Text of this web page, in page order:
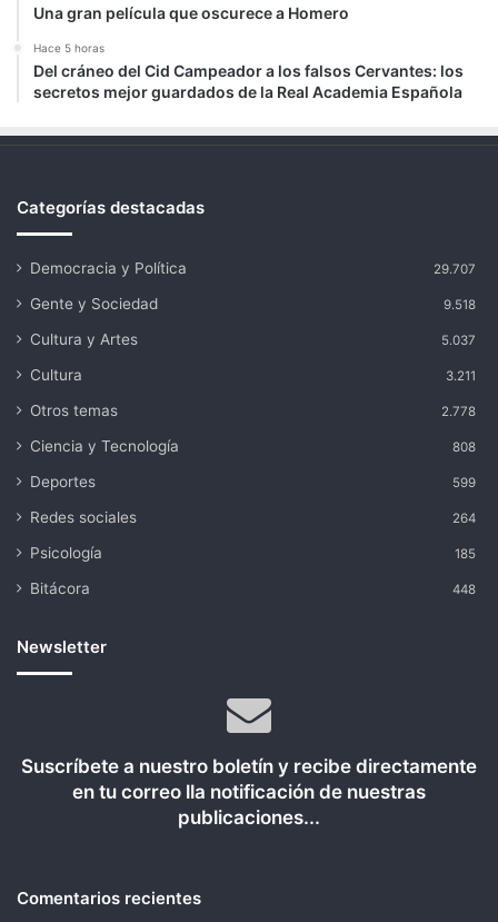
Una gran película que oscurece a Homero
Hace 5 horas
Del cráneo del Cid Campeador a los falsos Cervantes: los
secretos mejor guardados de la Real Academia Española
Categorías destacadas
Democracia y Política 29.707
Gente y Sociedad 9.518
Cultura y Artes 5.037
Cultura 3.211
Otros temas 2.778
Ciencia y Tecnología 808
Deportes 599
Redes sociales 264
Psicología 185
Bitácora 448
Newsletter
Suscríbete a nuestro boletín y recibe directamente
en tu correo lla notificación de nuestras
publicaciones...
Comentarios recientes